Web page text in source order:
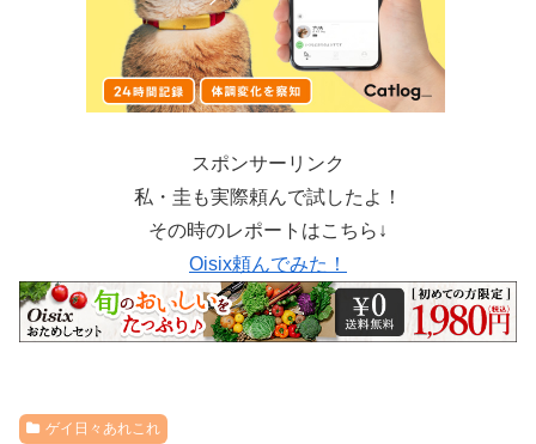
スポンサーリンク
私・圭も実際頼んで試したよ！
その時のレポートはこちら↓
Oisix頼んでみた！
ゲイ日々あれこれ